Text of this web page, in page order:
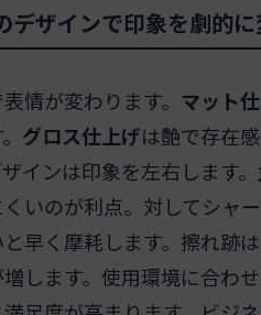
デザインで印象を劇的
情が変わります。 マット
グロス仕上げは艶で存在
インは印象を左右します。
いのが利点。対してシャ
早く摩耗します。擦れ跡
増します。使用環境に合わ